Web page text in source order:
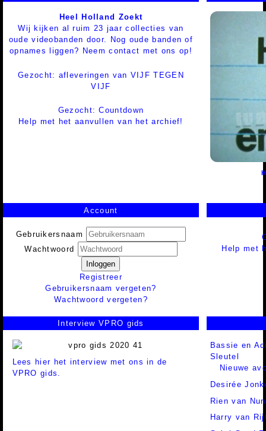
Heel Holland Zoekt
Wij kijken al ruim 23 jaar collecties van
oude videobanden door. Nog oude banden of
opnames liggen? Neem contact met ons op!
Gezocht: afleveringen van VIJF TEGEN
VIJF
Gezocht: Countdown
Help met het aanvullen van het archief!
Account
Gebruikersnaam
Wachtwoord
Inloggen
Registreer
Gebruikersnaam vergeten?
Wachtwoord vergeten?
Help met
Interview VPRO gids
Lees hier het interview met ons in de
VPRO gids.
Bassie en
Sleutel
Nieuwe
Desirée
Rien van
Harry van